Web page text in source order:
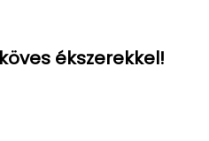
ékszerekkel!